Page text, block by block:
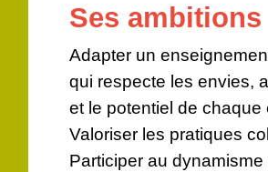
Ses ambitions
Adapter un
qui respecte les envies,
et le potentiel de chaque
Valoriser les pratiques
Participer au dynamisme